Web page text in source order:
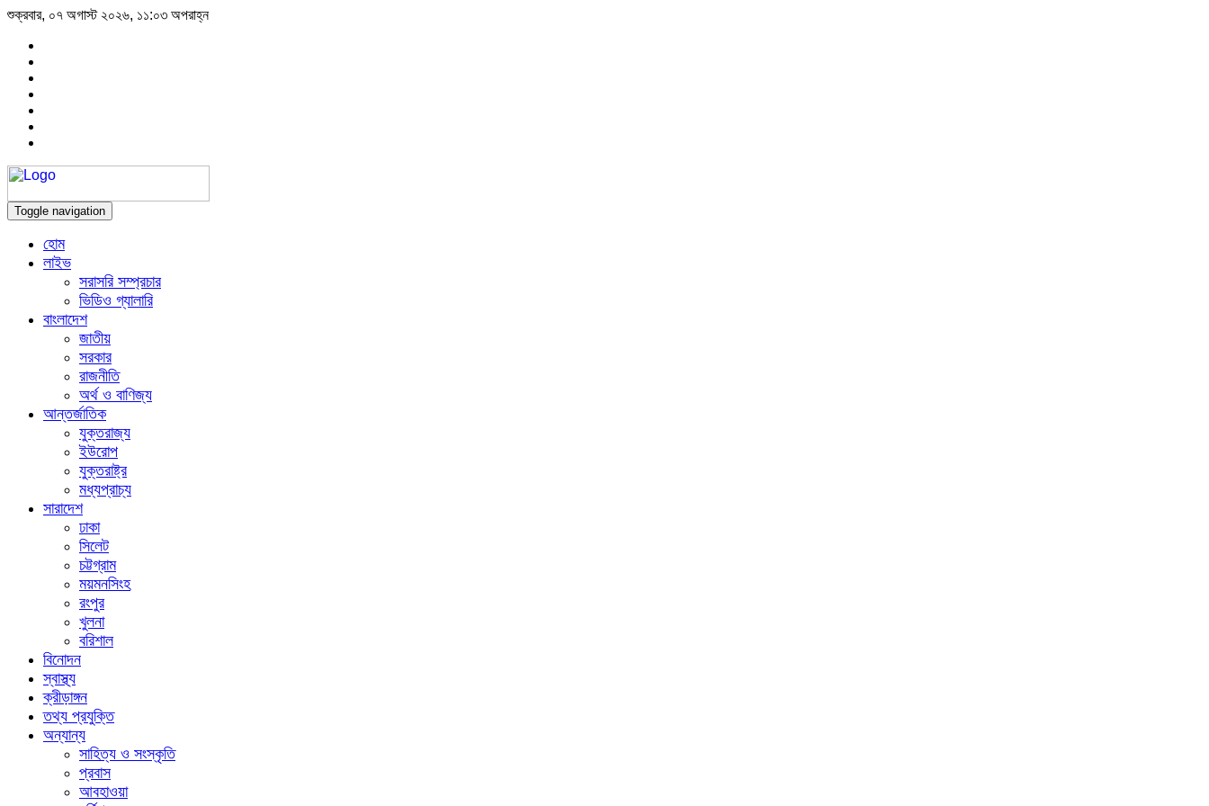
শুক্রবার, ০৭ অগাস্ট ২০২৬, ১১:০৩ অপরাহ্ন
Toggle navigation
হোম
লাইভ
সরাসরি সম্প্রচার
ভিডিও গ্যালারি
বাংলাদেশ
জাতীয়
সরকার
রাজনীতি
অর্থ ও বাণিজ্য
আন্তর্জাতিক
যুক্তরাজ্য
ইউরোপ
যুক্তরাষ্ট্র
মধ্যপ্রাচ্য
সারাদেশ
ঢাকা
সিলেট
চট্টগ্রাম
ময়মনসিংহ
রংপুর
খুলনা
বরিশাল
বিনোদন
স্বাস্থ্য
ক্রীড়াঙ্গন
তথ্য প্রযুক্তি
অন্যান্য
সাহিত্য ও সংস্কৃতি
প্রবাস
আবহাওয়া